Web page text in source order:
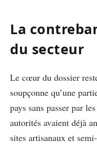
La
du secteur
Le cœur du dossier
soupçonne qu’une
pays sans passer par
autorités avaient déjà
sites artisanaux et